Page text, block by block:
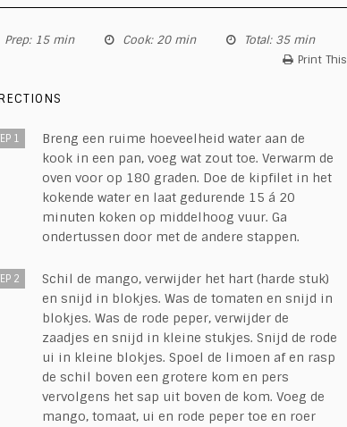
Prep: 15 min Cook: 20 min Total: 35 min
Print This
1
Breng een ruime hoeveelheid water aan de
kook in een pan, voeg wat zout toe. Verwarm de
oven voor op 180 graden. Doe de kipfilet in het
kokende water en laat gedurende 15 á 20
minuten koken op middelhoog vuur. Ga
ondertussen door met de andere stappen.
2
Schil de mango, verwijder het hart (harde stuk)
en snijd in blokjes. Was de tomaten en snijd in
blokjes. Was de rode peper, verwijder de
zaadjes en snijd in kleine stukjes. Snijd de rode
ui in kleine blokjes. Spoel de limoen af en rasp
de schil boven een grotere kom en pers
vervolgens het sap uit boven de kom. Voeg de
mango, tomaat, ui en rode peper toe en roer